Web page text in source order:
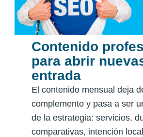
Contenido
para abrir
entrada
El contenido mensual deja
complemento y pasa a ser
de la estrategia: servicios,
comparativas, intención